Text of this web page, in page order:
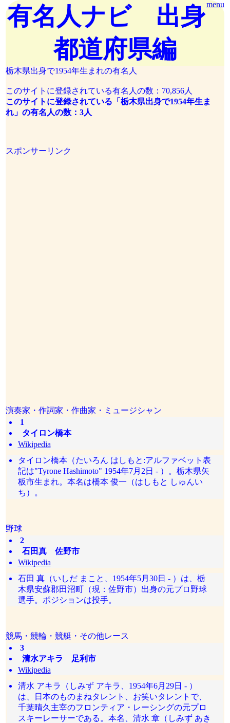
menu
有名人ナビ 出身
都道府県編
栃木県出身で1954年生まれの有名人
このサイトに登録されている有名人の数：70,856人
このサイトに登録されている「栃木県出身で1954年生ま
れ」の有名人の数：3人
スポンサーリンク
演奏家・作詞家・作曲家・ミュージシャン
1
タイロン橋本
Wikipedia
タイロン橋本（たいろん はしもと:アルファベット表
記は"Tyrone Hashimoto" 1954年7月2日 - ）。栃木県矢
板市生まれ。本名は橋本 俊一（はしもと しゅんい
ち）。
野球
2
石田真 佐野市
Wikipedia
石田 真（いしだ まこと、1954年5月30日 - ）は、栃
木県安蘇郡田沼町（現：佐野市）出身の元プロ野球
選手。ポジションは投手。
競馬・競輪・競艇・その他レース
3
清水アキラ 足利市
Wikipedia
清水 アキラ（しみず アキラ、1954年6月29日 - ）
は、日本のものまねタレント、お笑いタレントで、
千葉晴久主宰のフロンティア・レーシングの元プロ
スキーレーサーである。本名、清水 章（しみず あき